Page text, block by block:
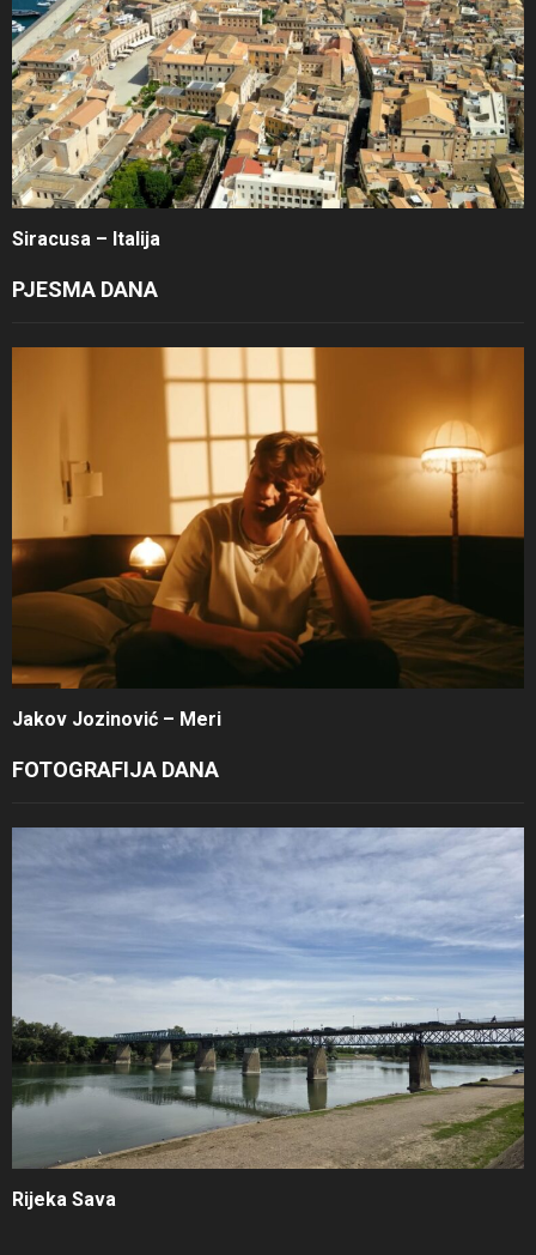
Siracusa – Italija
PJESMA DANA
Jakov Jozinović – Meri
FOTOGRAFIJA DANA
Rijeka Sava